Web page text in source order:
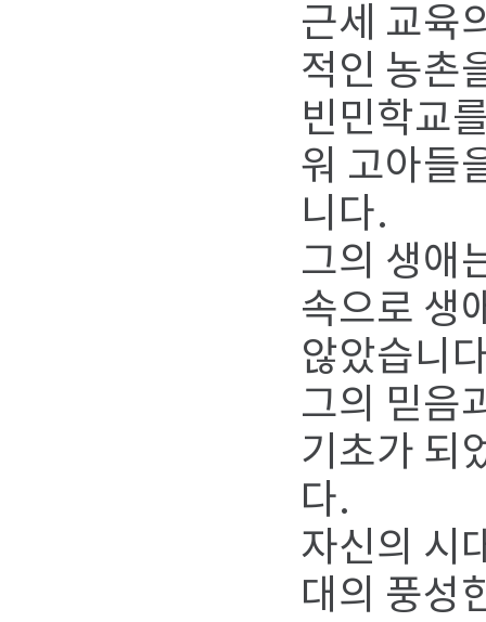
근세 교육
적인 농촌
빈민학교
워 고아들
니다.
그의 생애
속으로 생
않았습니
그의 믿음
기초가 되
다.
자신의 시
대의 풍성